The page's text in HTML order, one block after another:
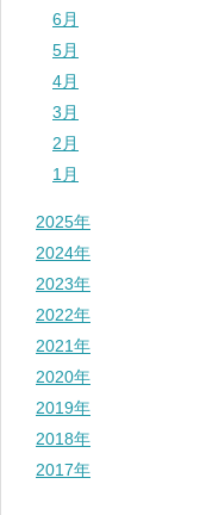
6月
5月
4月
3月
2月
1月
2025年
2024年
2023年
2022年
2021年
2020年
2019年
2018年
2017年